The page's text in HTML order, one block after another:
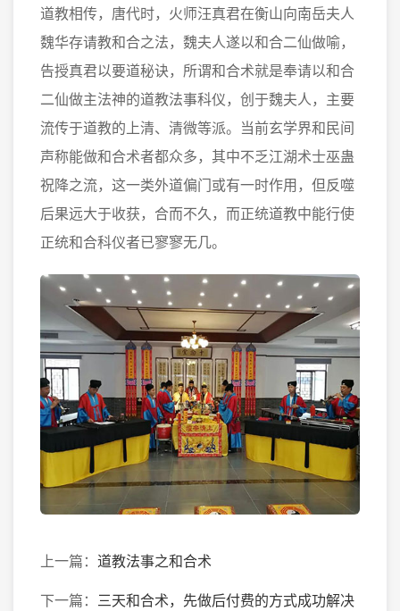
道教相传，唐代时，火师汪真君在衡山向南岳夫人
魏华存请教和合之法，魏夫人遂以和合二仙做喻，
告授真君以要道秘诀，所谓和合术就是奉请以和合
二仙做主法神的道教法事科仪，创于魏夫人，主要
流传于道教的上清、清微等派。当前玄学界和民间
声称能做和合术者都众多，其中不乏江湖术士巫蛊
祝降之流，这一类外道偏门或有一时作用，但反噬
后果远大于收获，合而不久，而正统道教中能行使
正统和合科仪者已寥寥无几。
上一篇： 道教法事之和合术
下一篇： 三天和合术，先做后付费的方式成功解决